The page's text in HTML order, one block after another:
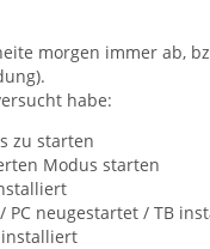
morgen immer ab,
habe:
zu starten
Modus starten
PC neugestartet / TB
installiert